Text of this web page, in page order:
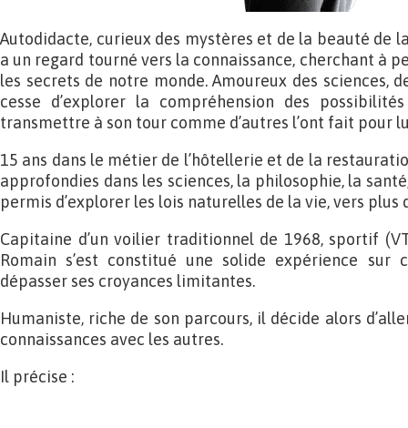
Autodidacte, curieux des mystères et de la beauté de
a un regard tourné vers la connaissance, cherchant à
les secrets de notre monde. Amoureux des sciences,
cesse d’explorer la compréhension des
transmettre à son tour comme d’autres l’ont fait pour
15 ans dans le métier de l’hôtellerie et de la
approfondies dans les sciences, la philosophie, la
permis d’explorer les lois naturelles de la vie, vers plus
Capitaine d’un voilier traditionnel de 1968, sportif
Romain s’est constitué une solide expérience
dépasser ses croyances limitantes.
Humaniste, riche de son parcours, il décide alors
connaissances avec les autres.
Il précise :